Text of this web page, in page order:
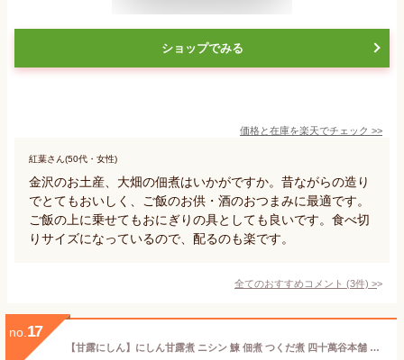
ショップでみる
価格と在庫を楽天でチェック >>
紅葉さん(50代・女性)
金沢のお土産、大畑の佃煮はいかがですか。昔ながらの造り
でとてもおいしく、ご飯のお供・酒のおつまみに最適です。
ご飯の上に乗せてもおにぎりの具としても良いです。食べ切
りサイズになっているので、配るのも楽です。
全てのおすすめコメント (3件) >
no. 17
【甘露にしん】にしん甘露煮 ニシン 鰊 佃煮 つくだ煮 四十萬谷本舗 ごはんにあう ご飯のお供 蕎麦の具 そばの具 おかず 惣菜 和風 甘露煮 お酒に合う にしんそば 四十万谷本舗 金沢漬物 金沢佃煮 お酒のおつまみ おつまみ